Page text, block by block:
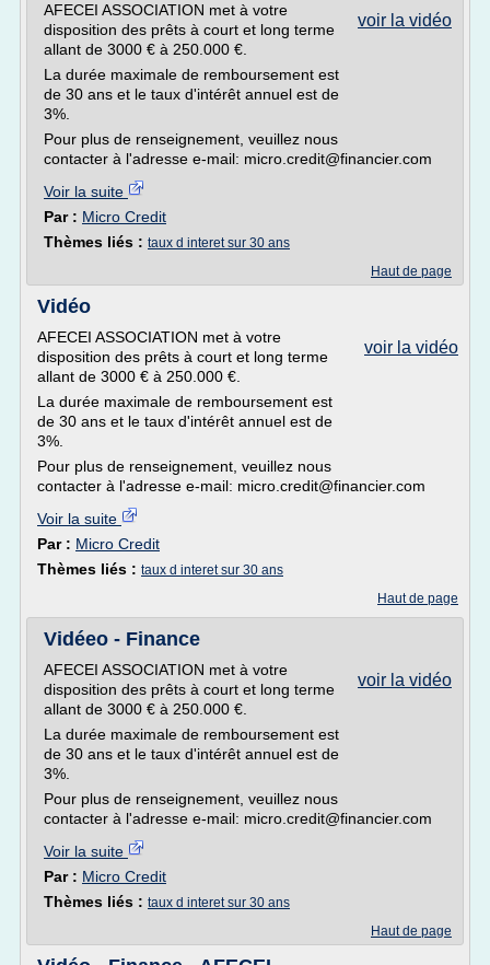
voir la vidéo
AFECEI ASSOCIATION met à votre
disposition des prêts à court et long terme
allant de 3000 € à 250.000 €.
La durée maximale de remboursement est
de 30 ans et le taux d'intérêt annuel est de
3%.
Pour plus de renseignement, veuillez nous
contacter à l'adresse e-mail: micro.credit@financier.com
Voir la suite
Par : Micro Credit
Thèmes liés : taux d interet sur 30 ans
Haut de page
Vidéo
voir la vidéo
AFECEI ASSOCIATION met à votre
disposition des prêts à court et long terme
allant de 3000 € à 250.000 €.
La durée maximale de remboursement est
de 30 ans et le taux d'intérêt annuel est de
3%.
Pour plus de renseignement, veuillez nous
contacter à l'adresse e-mail: micro.credit@financier.com
Voir la suite
Par : Micro Credit
Thèmes liés : taux d interet sur 30 ans
Haut de page
Vidéeo - Finance
voir la vidéo
AFECEI ASSOCIATION met à votre
disposition des prêts à court et long terme
allant de 3000 € à 250.000 €.
La durée maximale de remboursement est
de 30 ans et le taux d'intérêt annuel est de
3%.
Pour plus de renseignement, veuillez nous
contacter à l'adresse e-mail: micro.credit@financier.com
Voir la suite
Par : Micro Credit
Thèmes liés : taux d interet sur 30 ans
Haut de page